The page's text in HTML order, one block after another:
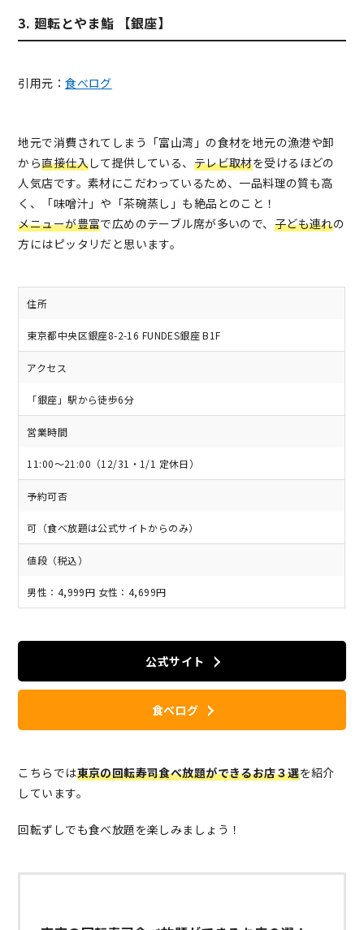
3. 廻転とやま鮨 【銀座】
引用元：食べログ
地元で消費されてしまう「富山湾」の食材を地元の漁港や卸
から直接仕入して提供している、 テレビ取材を受けるほどの
人気店です。素材にこだわっているため、一品料理の質も高
く、「味噌汁」や「茶碗蒸し」も絶品とのこと！
メニューが豊富で広めのテーブル席が多いので、 子ども連れの
方にはピッタリだと思います。
住所
東京都中央区銀座8-2-16 FUNDES銀座 B1F
アクセス
「銀座」駅から徒歩6分
営業時間
11:00～21:00（12/31・1/1 定休日）
予約可否
可（食べ放題は公式サイトからのみ）
値段（税込）
男性：4,999円 女性：4,699円
公式サイト
食べログ
こちらでは東京の回転寿司食べ放題ができるお店３選を紹介
しています。
回転ずしでも食べ放題を楽しみましょう！